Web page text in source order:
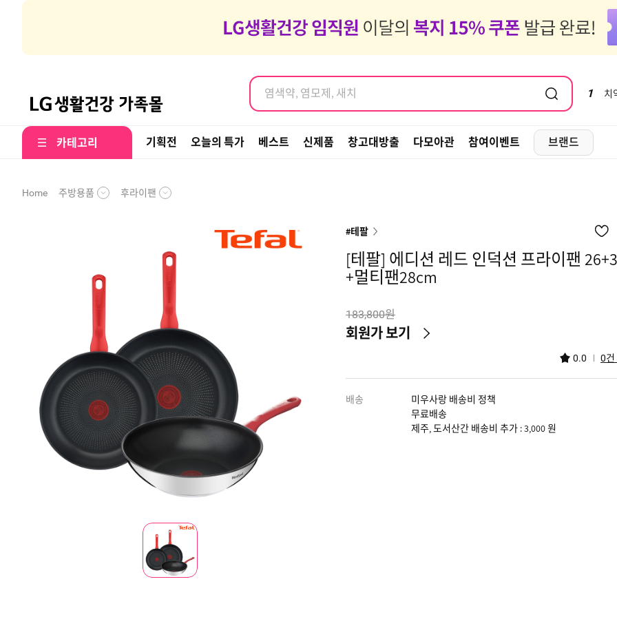
염색약, 염모제, 새치
염색약, 염모제, 새치 1 치
카테고리 기획전 오늘의 특가 베스트 신제품 창고대방출 다모아관 참여이벤트 브랜드
Home 주방용품 후라이팬
#테팔
[테팔] 에디션 레드 인덕션 프라이팬
+멀티팬28cm
183,800원
회원가 보기
0.0 0
배송
미우사랑 배송비 정책
무료배송
제주, 도서산간 배송비 추가 : 3,000 원